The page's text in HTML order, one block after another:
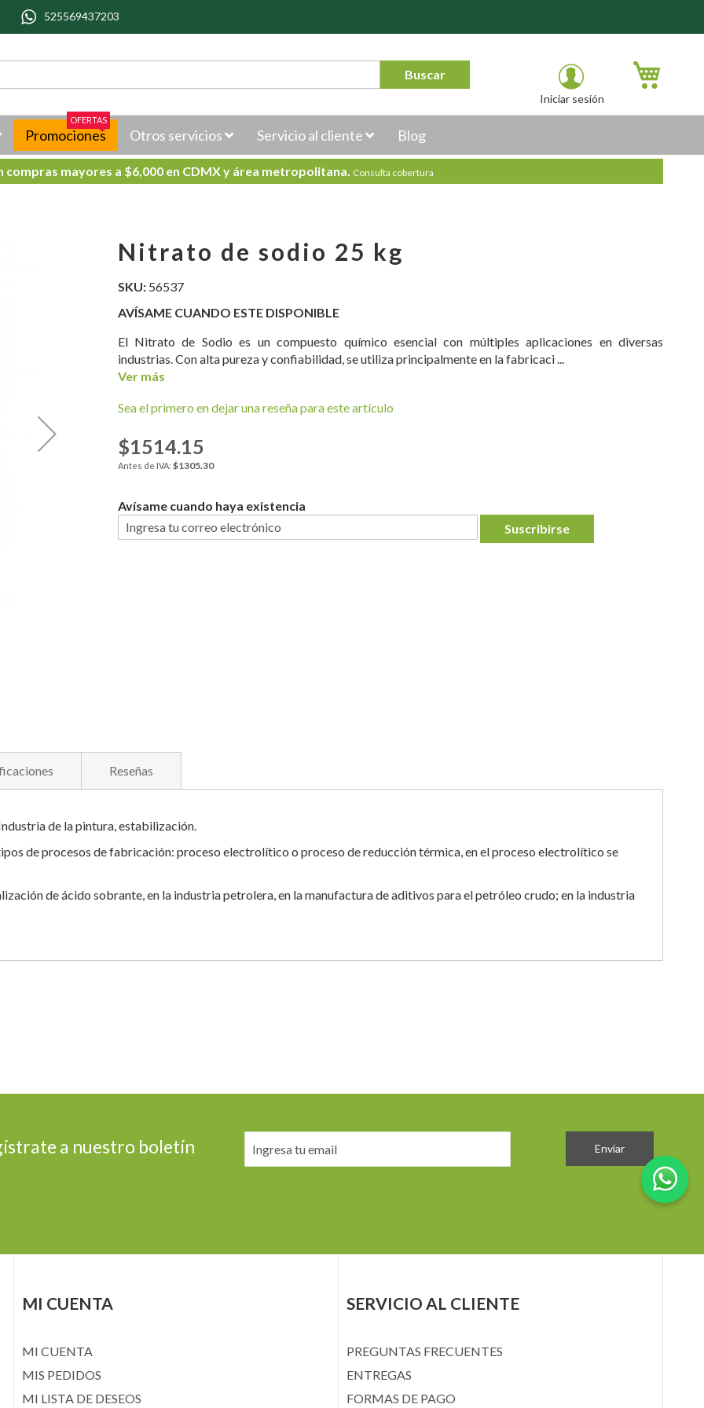
525569437203
Iniciar sesión
Buscar
Promociones
OFERTAS
Otros servicios Servicio al cliente Blog
compras mayores a $6,000 en CDMX y área metropolitana. Consulta cobertura
Nitrato de sodio 25 kg
SKU: 56537
AVÍSAME CUANDO ESTE DISPONIBLE
El Nitrato de Sodio es un compuesto químico esencial con múltiples aplicaciones en diversas
industrias. Con alta pureza y confiabilidad, se utiliza principalmente en la fabricaci ...
Ver más
Sea el primero en dejar una reseña para este artículo
$1514.15
$1305.30
Avísame cuando haya existencia
Suscribirse
de la pintura, estabilización.
de procesos de fabricación: proceso electrolítico o proceso de reducción térmica, en el proceso electrolítico se
de ácido sobrante, en la industria petrolera, en la manufactura de aditivos para el petróleo crudo; en la industria
Reseñas
a nuestro boletín Enviar
MI CUENTA
MI CUENTA
MIS PEDIDOS
MI LISTA DE DESEOS
SERVICIO AL CLIENTE
PREGUNTAS FRECUENTES
ENTREGAS
FORMAS DE PAGO